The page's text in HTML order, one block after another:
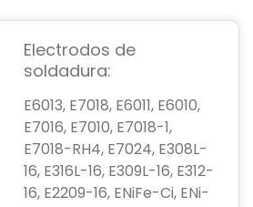
Electrodos de
soldadura:
E6013, E7018, E6011, E6010,
E7016, E7010, E7018-1,
E7018-RH4, E7024, E308L-
16, E316L-16, E309L-16, E312-
16, E2209-16, ENiFe-Ci, ENi-